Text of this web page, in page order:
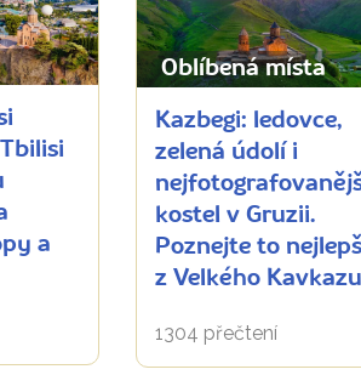
a
Oblíbená místa
Kazbegi: ledovce,
zelená údolí i
kostel v Gruzii.
Poznejte to
z Velkého
1304 přečtení